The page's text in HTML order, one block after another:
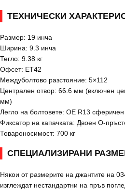
ТЕХНИЧЕСКИ
Размер: 19 инча
Ширина: 9.3 инча
Тегло: 9.38 кг
Офсет: ET42
Междуболтово разстояние: 5×112
Централен отвор: 66.6 мм (включен
мм)
Легло на болтовете: OE R13 сферичен
Фиксатор на капачката: Двоен О-
Товароносимост: 700 кг
СПЕЦИАЛИЗИРАНИ
Някои от размерите на джантите на
изглеждат нестандартни на пръв